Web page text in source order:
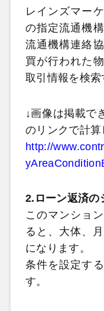
レインズマー
の指定流通機
流通機構連絡
買が行われた
取引情報を検索
↓画像は掲載で
のリンクで計算
http://
2.ローン返済の
このマンショ
ると、大体、
になります。
条件を設定す
す。